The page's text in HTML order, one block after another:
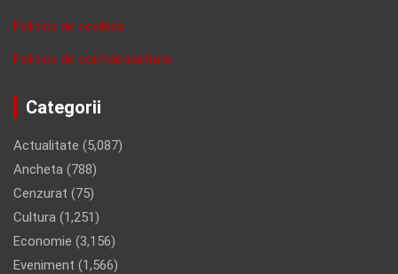
Politica de cookies
Politica de confidentalitate
Categorii
Actualitate (5,087)
Ancheta (788)
Cenzurat (75)
Cultura (1,251)
Economie (3,156)
Eveniment (1,566)